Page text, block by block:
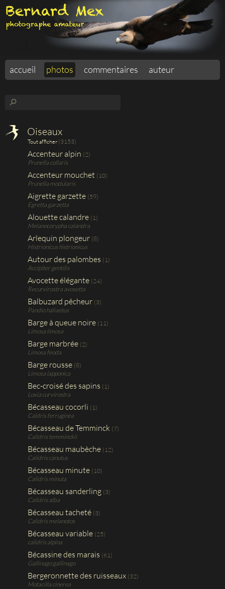
accueil photos commentaires auteur
⚲
Oiseaux
Tout afficher (3153)
Accenteur alpin (2)
Prunella collaris
Accenteur mouchet (10)
Prunella modularis
Aigrette garzette (59)
Egretta garzetta
Alouette calandre (1)
Melanocorypha calandra
Arlequin plongeur (8)
Histrionicus histrionicus
Autour des palombes (1)
Accipiter gentilis
Avocette élégante (24)
Recurvirostra avosetta
Balbuzard pêcheur (3)
Pandio haliaetus
Barge à queue noire (11)
Limosa limosa
Barge marbrée (2)
Limosa feoda
Barge rousse (8)
Limosa lapponica
Bec-croisé des sapins (1)
Loxia curvirostra
Bécasseau cocorli (1)
Caldris ferruginea
Bécasseau de Temminck (7)
Calidris temminckii
Bécasseau maubèche (12)
Calidris canutus
Bécasseau minute (10)
Calidris minuta
Bécasseau sanderling (3)
Calidris alba
Bécasseau tacheté (3)
Calidris melanotos
Bécasseau variable (25)
calidris alpina
Bécassine des marais (61)
Gallinago gallinago
Bergeronnette des ruisseaux (32)
Motacilla cinerea